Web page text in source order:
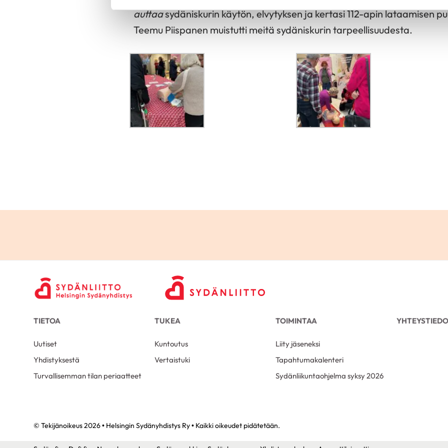
auttaasydäniskurin käytön, elvytyksen ja kertasi 112-apin lataamisen
Teemu Piispanen muistutti meitä sydäniskurin tarpeellisuudesta.
TIETOA
Uutiset
Yhdistyksestä
Turvallisemman tilan periaatteet
TUKEA
Kuntoutus
Vertaistuki
TOIMINTAA
Liity jäseneksi
Tapahtumakalenteri
Sydänliikuntaohjelma syksy 2026
© Tekijänoikeus 2026 • Helsingin Sydänyhdistys Ry • Kaikki oikeudet pidätetään.